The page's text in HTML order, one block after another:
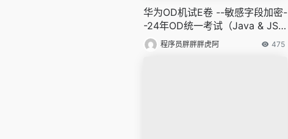
华为OD机试E卷 --敏感字段加密-
-24年OD统一考试（Java & JS &
Python & C & C++）
程序员胖胖胖虎阿 475